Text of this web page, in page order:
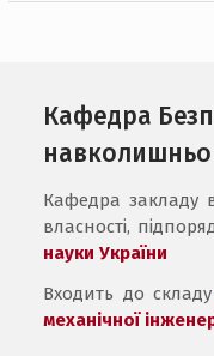
Кафедра
Кафедра закладу
власності,
науки України
Входить до складу
механічної